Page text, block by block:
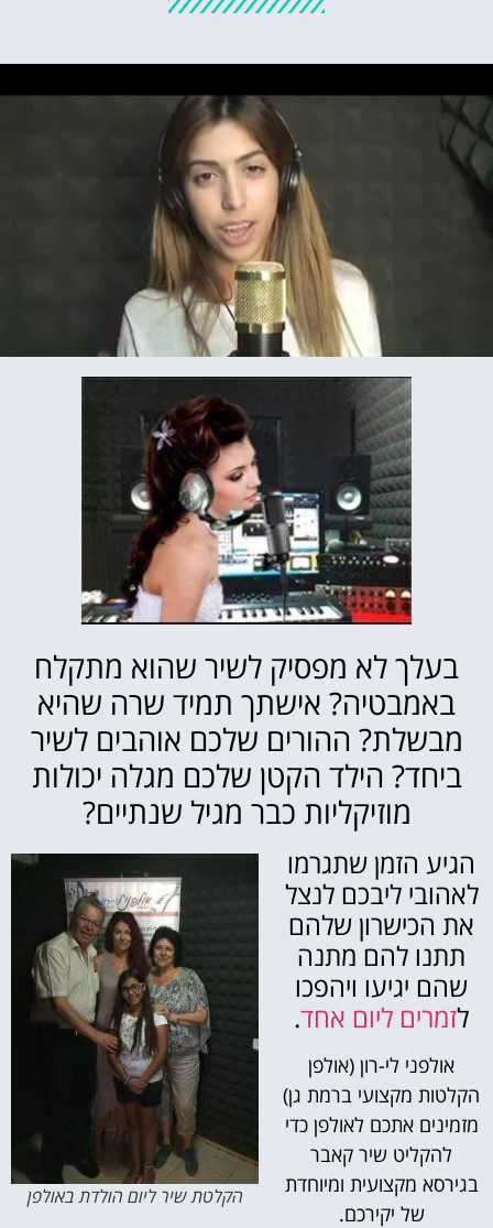
בעלך לא מפסיק לשיר שהוא מתקלח
באמבטיה? אישתך תמיד שרה שהיא
מבשלת? ההורים שלכם אוהבים לשיר
ביחד? הילד הקטן שלכם מגלה יכולות
מוזיקליות כבר מגיל שנתיים?
הקלטת שיר ליום הולדת באולפן
הגיע הזמן שתגרמו
לאהובי ליבכם לנצל
את הכישרון שלהם
תתנו להם מתנה
שהם יגיעו ויהפכו
לזמרים ליום אחד.
אולפני לי-רון (אולפן
הקלטות מקצועי ברמת גן)
מזמינים אתכם לאולפן כדי
להקליט שיר קאבר
בגירסא מקצועית ומיוחדת
של יקירכם.